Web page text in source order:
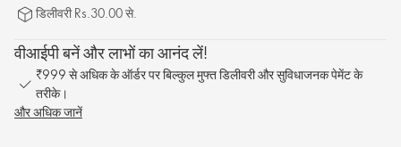
डिलीवरी Rs.30.00 से.
वीआईपी बनें और लाभों का आनंद लें!
₹999 से अधिक के ऑर्डर पर बिल्कुल मुफ्त डिलीवरी और सुविधाजनक पेमेंट के
तरीके।
और अधिक जानें